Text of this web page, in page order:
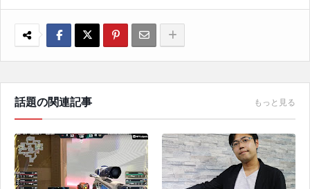
話題の関連記事 もっと見る